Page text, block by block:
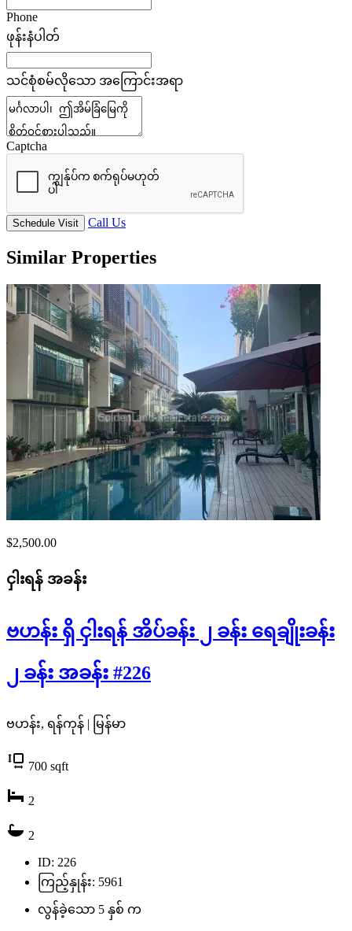
Phone
ဖုန်းနံပါတ်
သင်စုံစမ်လိုသော အကြောင်းအရာ
Captcha
Schedule Visit Call Us
Similar Properties
$2,500.00
ငှါးရန် အခန်း
ဗဟန်း ရှိ ငှါးရန် အိပ်ခန်း ၂ ခန်း ရေချိုးခန်း
၂ ခန်း အခန်း #226
ဗဟန်း, ရန်ကုန် | မြန်မာ
700 sqft
2
2
ID: 226
ကြည့်နှုန်း: 5961
လွန်ခဲ့သော 5 နှစ် က